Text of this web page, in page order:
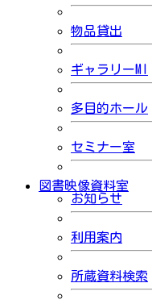
物品貸出
ギャラリーMI
多目的ホール
セミナー室
図書映像資料室
お知らせ
利用案内
所蔵資料検索